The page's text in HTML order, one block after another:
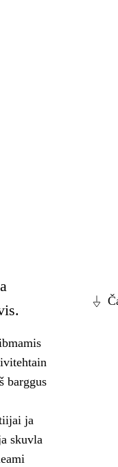
barggus
ja
skuvla